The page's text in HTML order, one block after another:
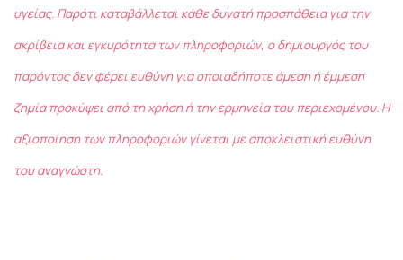
υγείας. Παρότι καταβάλλεται κάθε δυνατή προσπάθεια για την
ακρίβεια και εγκυρότητα των πληροφοριών, ο δημιουργός του
παρόντος δεν φέρει ευθύνη για οποιαδήποτε άμεση ή έμμεση
ζημία προκύψει από τη χρήση ή την ερμηνεία του περιεχομένου. Η
αξιοποίηση των πληροφοριών γίνεται με αποκλειστική ευθύνη
του αναγνώστη.